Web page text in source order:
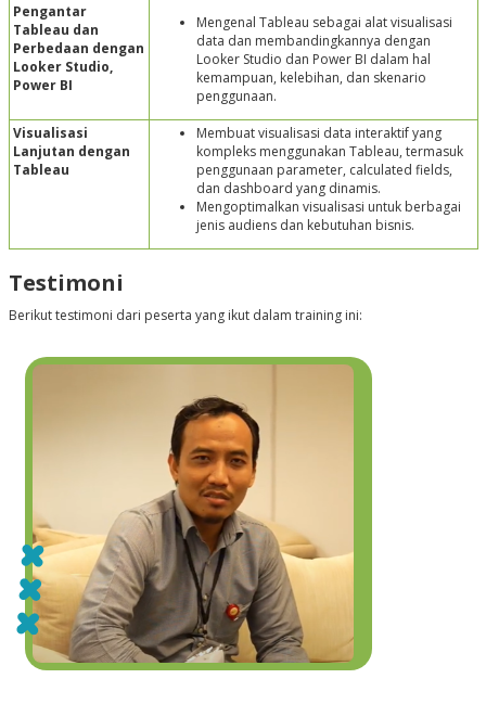
Pengantar
Tableau dan
Perbedaan dengan
Looker Studio,
Power BI
Mengenal Tableau sebagai alat visualisasi
data dan membandingkannya dengan
Looker Studio dan Power BI dalam hal
kemampuan, kelebihan, dan skenario
penggunaan.
Visualisasi
Lanjutan dengan
Tableau
Membuat visualisasi data interaktif yang
kompleks menggunakan Tableau, termasuk
penggunaan parameter, calculated fields,
dan dashboard yang dinamis.
Mengoptimalkan visualisasi untuk berbagai
jenis audiens dan kebutuhan bisnis.
Testimoni
Berikut testimoni dari peserta yang ikut dalam training ini: